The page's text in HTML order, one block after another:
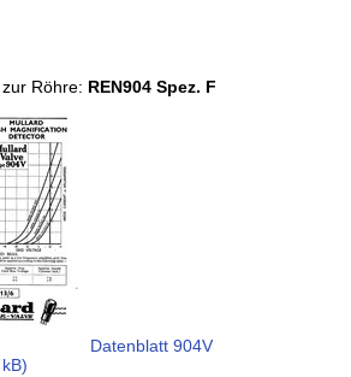
Röhre: REN904 Spez. F
Datenblatt 904V